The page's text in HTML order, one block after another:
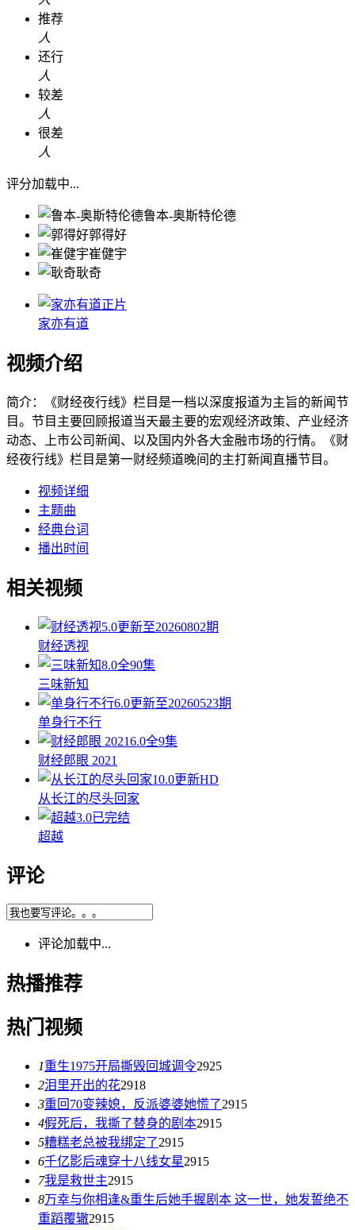
推荐
人
还行
人
较差
人
很差
人
评分加载中...
鲁本-奥斯特伦德
郭得好
崔健宇
耿奇
正片
家亦有道
视频介绍
简介：
《财经夜行线》栏目是一档以深度报道为主旨的新闻节
目。节目主要回顾报道当天最主要的宏观经济政策、产业经济
动态、上市公司新闻、以及国内外各大金融市场的行情。《财
经夜行线》栏目是第一财经频道晚间的主打新闻直播节目。
视频详细
主题曲
经典台词
播出时间
相关视频
5.0更新至20260802期
财经透视
8.0全90集
三味新知
6.0更新至20260523期
单身行不行
6.0全9集
财经郎眼 2021
10.0更新HD
从长江的尽头回家
3.0已完结
超越
评论
评论加载中...
热播推荐
热门视频
1重生1975开局撕毁回城调令2925
2泪里开出的花2918
3重回70变辣媳，反派婆婆她慌了2915
4假死后，我撕了替身的剧本2915
5糟糕老总被我绑定了2915
6千亿影后魂穿十八线女星2915
7我是救世主2915
8万幸与你相逢&重生后她手握剧本 这一世，她发誓绝不
重蹈覆辙2915